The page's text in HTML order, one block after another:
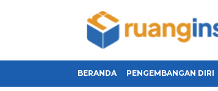
BERANDA PENGEMBANGAN DIRI